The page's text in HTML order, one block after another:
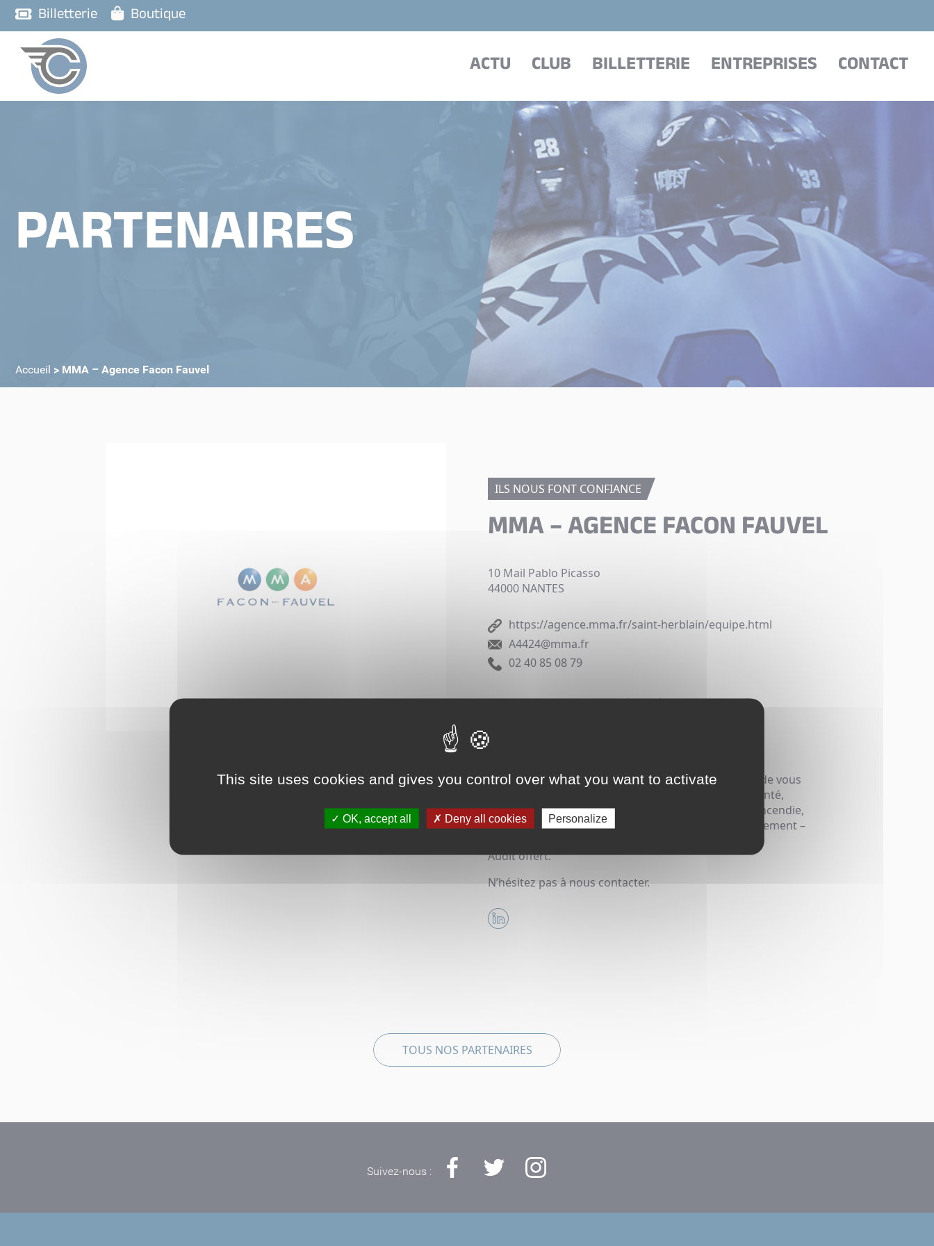
Billetterie Boutique
ACTU CLUB BILLETTERIE ENTREPRISES CONTACT
PARTENAIRES
Accueil > MMA – Agence Facon Fauvel
ILS NOUS FONT CONFIANCE
MMA – AGENCE FACON FAUVEL
10 Mail Pablo Picasso
44000 NANTES
https://agence.mma.fr/saint-herblain/equipe.html
A4424@mma.fr
02 40 85 08 79
Notre agence MMA est spécialisée sur les marchés:
-BTP Entreprises
Notre expérience et notre savoir-faire nous permet de vous
accompagner sur le volet de la Protection sociale, santé,
prévoyance, individuelle et collective – Dommages, incendie,
Perte financière – Responsabilité civile pro, environnement –
Audit offert.
N’hésitez pas à nous contacter.
TOUS NOS PARTENAIRES
Suivez-nous :
This site uses cookies and gives you control over what you want to activate
OK, accept all Deny all cookies Personalize